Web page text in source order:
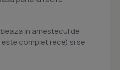
in amestecul de
complet rece) si se